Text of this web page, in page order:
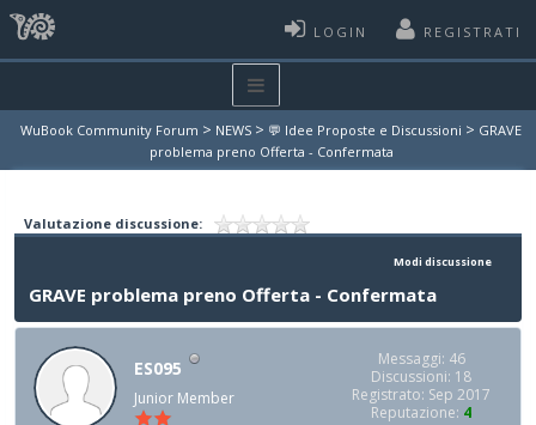
LOGIN REGISTRATI
WuBook Community Forum > NEWS > 💬 Idee Proposte e Discussioni > GRAVE
problema preno Offerta - Confermata
Valutazione discussione:
Modi discussione
GRAVE problema preno Offerta - Confermata
ES095
Junior Member
Messaggi: 46
Discussioni: 18
Registrato: Sep 2017
Reputazione: 4